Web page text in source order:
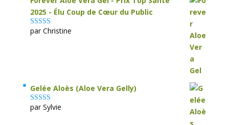
2025 - Élu Coup de Cœur du Public
Note5sur 5
par Christine
Gelée Aloès (Aloe Vera Gelly)
Note5sur 5
par Sylvie